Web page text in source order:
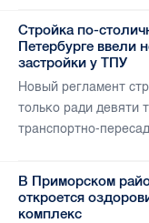
Стройка по-
Петербурге ввели
застройки у ТПУ
Новый регламент
только ради девяти
транспортно-
В Приморском
откроется
комплекс